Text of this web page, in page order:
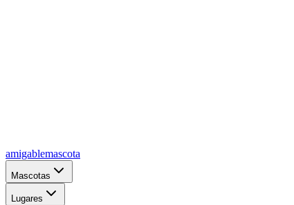
amigablemascota
Mascotas
Lugares